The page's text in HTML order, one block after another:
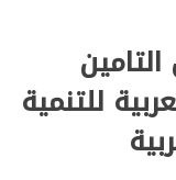
للتنمية